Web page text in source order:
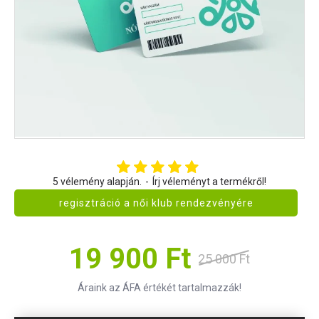
5 vélemény alapján. - Írj véleményt a termékről!
19 900 Ft 25 000 Ft
Áraink az ÁFA értékét tartalmazzák!
regisztráció a női klub rendezvényére